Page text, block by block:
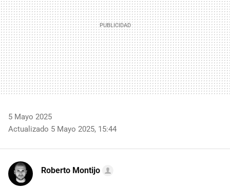
5 Mayo 2025
Actualizado 5 Mayo 2025, 15:44
Roberto Montijo